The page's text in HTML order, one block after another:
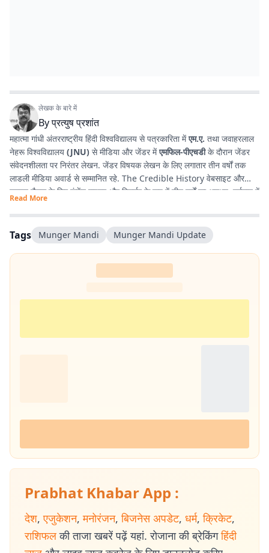
लेखक के बारे में
Byप्रत्युष प्रशांत
महात्मा गांधी अंतरराष्ट्रीय हिंदी विश्वविद्यालय से पत्रकारिता मेंएम.ए. तथा जवाहरलाल
नेहरू विश्वविद्यालय (JNU) से मीडिया और जेंडर मेंएमफिल-पीएचडीके दौरान जेंडर
संवेदनशीलता पर निरंतर लेखन. जेंडर विषयक लेखन के लिए लगातार तीन वर्षों तक
लाडली मीडिया अवार्ड से सम्मानित रहे. The Credible History वेबसाइट और
यूट्यूब चैनल के लिए कंटेंट राइटर और रिसर्चर के रूप में तीन वर्षों का अनुभव. वर्तमान में
प्रभात खबर डिजिटल
किताबें पढ़ने, वायलिन बजाने और कला-साहित्य में गहरी रुचि रखते हैं तथा बिहार को
सामाजिक, सांस्कृतिक और राजनीतिक दृष्टि से समझने में विशेष दिलचस्पी.
Read More
Tags Munger Mandi Munger Mandi Update
Prabhat Khabar App :
देश, एजुकेशन, मनोरंजन, बिजनेस अपडेट, धर्म, क्रिकेट,
राशिफल की ताजा खबरें पढ़ें यहां. रोजाना की ब्रेकिंग हिंदी